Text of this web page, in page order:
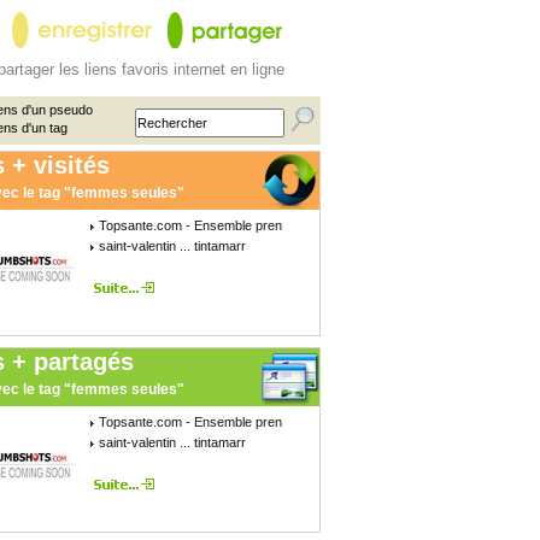
les liens favoris internet en ligne
d'un pseudo
d'un tag
+ visités
le tag "femmes seules"
Topsante.com - Ensemble pren
saint-valentin ... tintamarr
+ partagés
le tag "femmes seules"
Topsante.com - Ensemble pren
saint-valentin ... tintamarr